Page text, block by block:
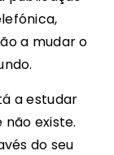
a mudar o
a estudar
existe.
do seu